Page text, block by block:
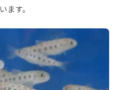
ます。